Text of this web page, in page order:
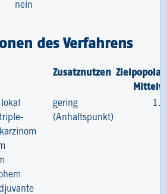
nein
des Verfahrens
Zusatznutzen
gering
(Anhaltspunkt)